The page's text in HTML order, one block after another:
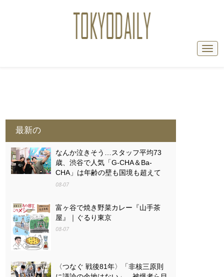
最新の
なんか泣きそう…スタッフ平均73
歳、渋谷で人気「G-CHA＆Ba-
CHA」は年齢の壁も国境も超えて
08-07
富ヶ谷で焼き野菜カレー『山手茶
屋』｜ぐるり東京
08-07
〈つなぐ 戦後81年〉「非核三原則